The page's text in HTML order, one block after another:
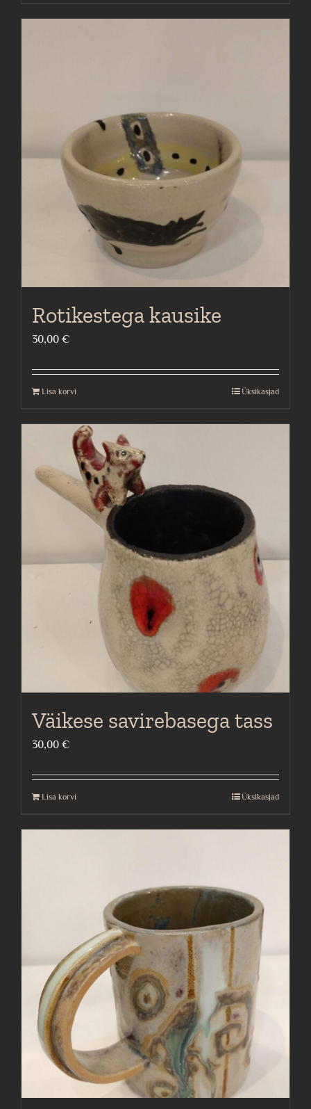
Rotikestega kausike
30,00 €
Lisa korvi Üksikasjad
Väikese savirebasega tass
30,00 €
Lisa korvi Üksikasjad